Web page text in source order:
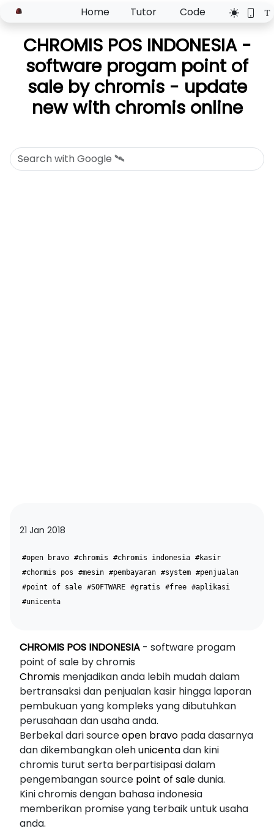
Home Tutor Code
CHROMIS POS INDONESIA -
software progam point of
sale by chromis - update
new with chromis online
21 Jan 2018
#open bravo #chromis #chromis indonesia #kasir
#chormis pos
#mesin #pembayaran #system #penjualan
#point of sale #SOFTWARE #gratis #free #aplikasi
#unicenta
CHROMIS POS INDONESIA - software progam
point of sale by chromis
Chromis menjadikan anda lebih mudah dalam
bertransaksi dan penjualan kasir hingga laporan
pembukuan yang kompleks yang dibutuhkan
perusahaan dan usaha anda.
Berbekal dari sourceopen bravo pada dasarnya
dan dikembangkan olehunicentadan kini
chromis turut serta berpartisipasi dalam
pengembangan source point of saledunia.
Kini chromis dengan bahasa indonesia
memberikan promise yang terbaik untuk usaha
anda.